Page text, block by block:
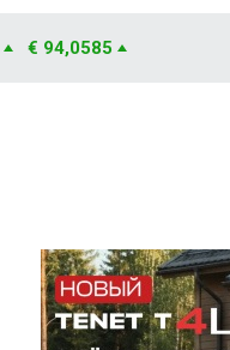
€ 94,0585